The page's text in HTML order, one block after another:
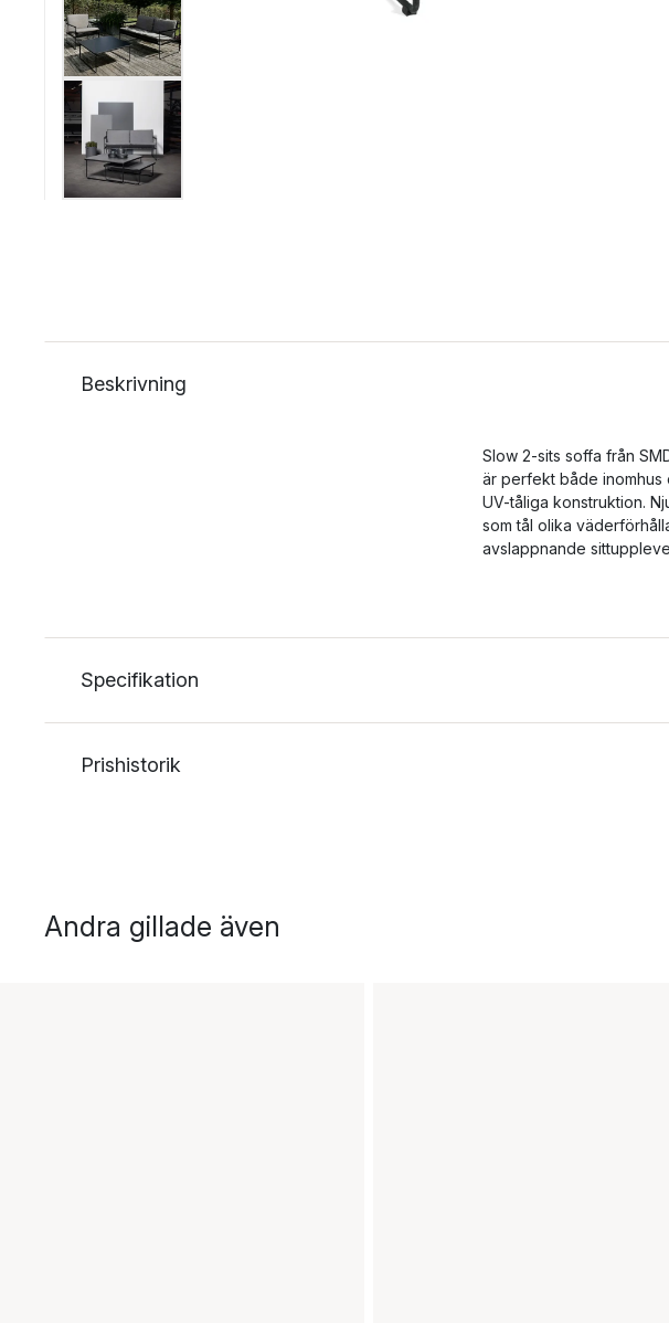
Beskrivning
Slow 2-sits soffa från
är perfekt både inomhus
UV-tåliga konstruktion.
som tål olika
avslappnande
Specifikation
Prishistorik
Andra gillade även